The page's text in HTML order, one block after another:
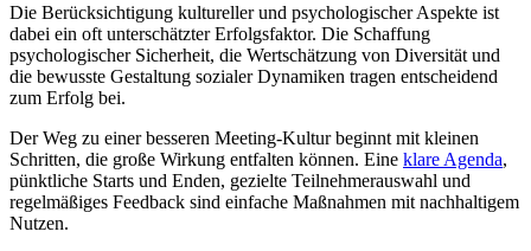
Die Berücksichtigung kultureller und psychologischer Aspekte ist
dabei ein oft unterschätzter Erfolgsfaktor. Die Schaffung
psychologischer Sicherheit, die Wertschätzung von Diversität und
die bewusste Gestaltung sozialer Dynamiken tragen entscheidend
zum Erfolg bei.
Der Weg zu einer besseren Meeting-Kultur beginnt mit kleinen
Schritten, die große Wirkung entfalten können. Eine klare Agenda,
pünktliche Starts und Enden, gezielte Teilnehmerauswahl und
regelmäßiges Feedback sind einfache Maßnahmen mit nachhaltigem
Nutzen.